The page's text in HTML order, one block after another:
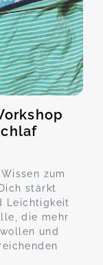
zum
stärkt
Leichtigkeit
die mehr
und